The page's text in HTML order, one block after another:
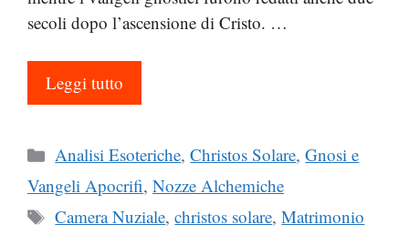
secoli dopo l’ascensione di Cristo. …
Leggi tutto
Categorie
Analisi Esoteriche,Christos Solare,Gnosi e
Vangeli Apocrifi, Nozze Alchemiche
Tag
Camera Nuziale,christos solare,Matrimonio